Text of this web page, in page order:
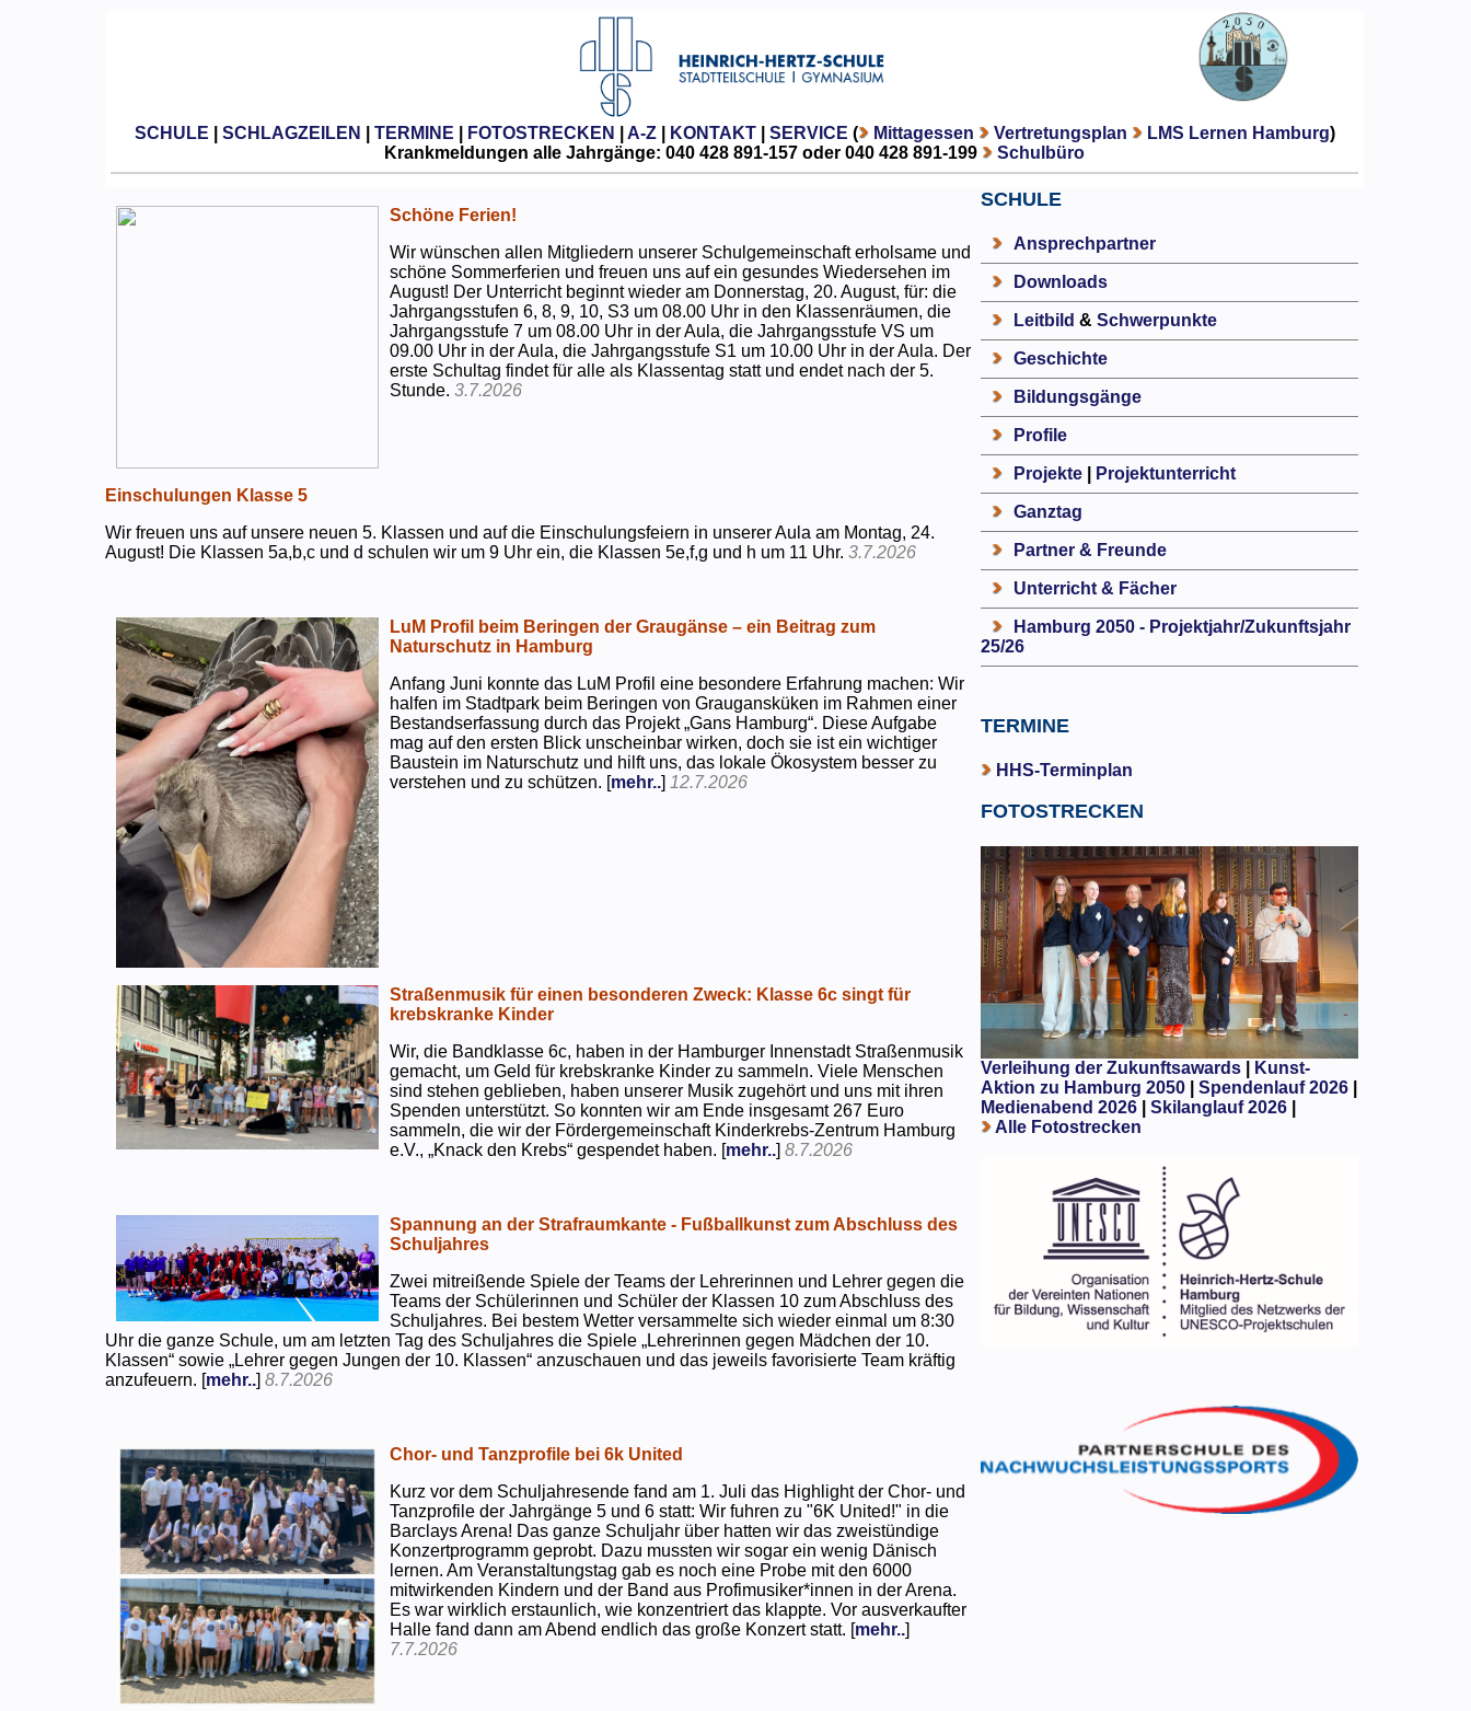
SCHULE SCHLAGZEILEN TERMINE FOTOSTRECKEN A-Z| KONTAKT| SERVICE ( Mittagessen Vertretungsplan LMS Lernen Hamburg)
Krankmeldungen alle Jahrgänge: 040 428 891-157 oder 040 428 891-199
Schulbüro
Schöne Ferien!
Wir wünschen allen Mitgliedern unserer Schulgemeinschaft erholsame und
schöne Sommerferien und freuen uns auf ein gesundes Wiedersehen im
August! Der Unterricht beginnt wieder am Donnerstag, 20. August, für: die
Jahrgangsstufen 6, 8, 9, 10, S3 um 08.00 Uhr in den Klassenräumen, die
Jahrgangsstufe 7 um 08.00 Uhr in der Aula, die Jahrgangsstufe VS um
09.00 Uhr in der Aula, die Jahrgangsstufe S1 um 10.00 Uhr in der Aula. Der
erste Schultag findet für alle als Klassentag statt und endet nach der 5.
Stunde.3.7.2026
Einschulungen Klasse 5
Wir freuen uns auf unsere neuen 5. Klassen und auf die Einschulungsfeiern in unserer Aula am Montag, 24.
August! Die Klassen 5a,b,c und d schulen wir um 9 Uhr ein, die Klassen 5e,f,g und h um 11 Uhr.3.7.2026
LuM Profil beim Beringen der Graugänse – ein Beitrag zum
Naturschutz in Hamburg
Anfang Juni konnte das LuM Profil eine besondere Erfahrung machen: Wir
halfen im Stadtpark beim Beringen von Graugansküken im Rahmen einer
Bestandserfassung durch das Projekt „Gans Hamburg“. Diese Aufgabe
mag auf den ersten Blick unscheinbar wirken, doch sie ist ein wichtiger
Baustein im Naturschutz und hilft uns, das lokale Ökosystem besser zu
verstehen und zu schützen. [mehr..] 12.7.2026
Straßenmusik für einen besonderen Zweck: Klasse 6c singt für
krebskranke Kinder
Wir, die Bandklasse 6c, haben in der Hamburger Innenstadt Straßenmusik
gemacht, um Geld für krebskranke Kinder zu sammeln. Viele Menschen
sind stehen geblieben, haben unserer Musik zugehört und uns mit ihren
Spenden unterstützt. So konnten wir am Ende insgesamt 267 Euro
sammeln, die wir der Fördergemeinschaft Kinderkrebs-Zentrum Hamburg
e.V., „Knack den Krebs“ gespendet haben. [mehr..]8.7.2026
Spannung an der Strafraumkante - Fußballkunst zum Abschluss des
Schuljahres
Zwei mitreißende Spiele der Teams der Lehrerinnen und Lehrer gegen die
Teams der Schülerinnen und Schüler der Klassen 10 zum Abschluss des
Schuljahres. Bei bestem Wetter versammelte sich wieder einmal um 8:30
Uhr die ganze Schule, um am letzten Tag des Schuljahres die Spiele „Lehrerinnen gegen Mädchen der 10.
Klassen“ sowie „Lehrer gegen Jungen der 10. Klassen“ anzuschauen und das jeweils favorisierte Team kräftig
anzufeuern. [mehr..]8.7.2026
Chor- und Tanzprofile bei 6k United
Kurz vor dem Schuljahresende fand am 1. Juli das Highlight der Chor- und
Tanzprofile der Jahrgänge 5 und 6 statt: Wir fuhren zu "6K United!" in die
Barclays Arena! Das ganze Schuljahr über hatten wir das zweistündige
Konzertprogramm geprobt. Dazu mussten wir sogar ein wenig Dänisch
lernen. Am Veranstaltungstag gab es noch eine Probe mit den 6000
mitwirkenden Kindern und der Band aus Profimusiker*innen in der Arena.
Es war wirklich erstaunlich, wie konzentriert das klappte. Vor ausverkaufter
Halle fand dann am Abend endlich das große Konzert statt. [mehr..]
7.7.2026
SCHULE
Ansprechpartner
Downloads
Leitbild & Schwerpunkte
Geschichte
Bildungsgänge
Profile
Projekte| Projektunterricht
Ganztag
Partner & Freunde
Unterricht & Fächer
Hamburg 2050 - Projektjahr/Zukunftsjahr
25/26
TERMINE
HHS-Terminplan
FOTOSTRECKEN
Verleihung der Zukunftsawards|
Kunst-
Aktion zu Hamburg 2050
Spendenlauf 2026|
Medienabend 2026| Skilanglauf 2026|
Alle Fotostrecken